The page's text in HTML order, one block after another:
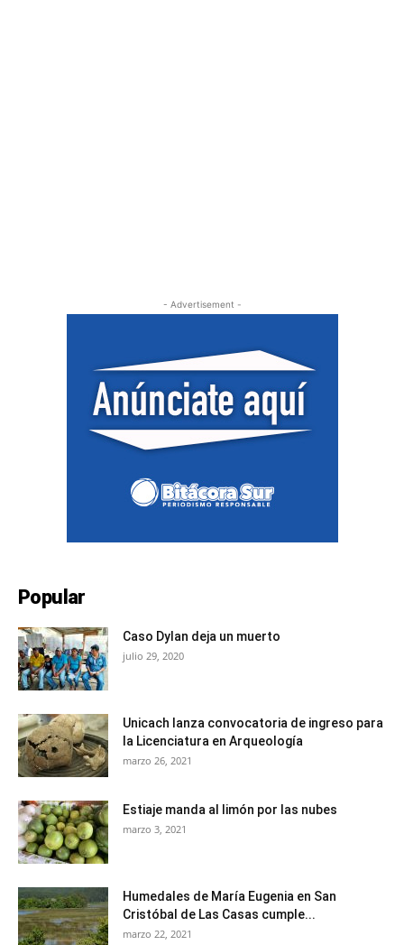
- Advertisement -
Popular
Caso Dylan deja un muerto
julio 29, 2020
Unicach lanza convocatoria de ingreso para
la Licenciatura en Arqueología
marzo 26, 2021
Estiaje manda al limón por las nubes
marzo 3, 2021
Humedales de María Eugenia en San
Cristóbal de Las Casas cumple...
marzo 22, 2021